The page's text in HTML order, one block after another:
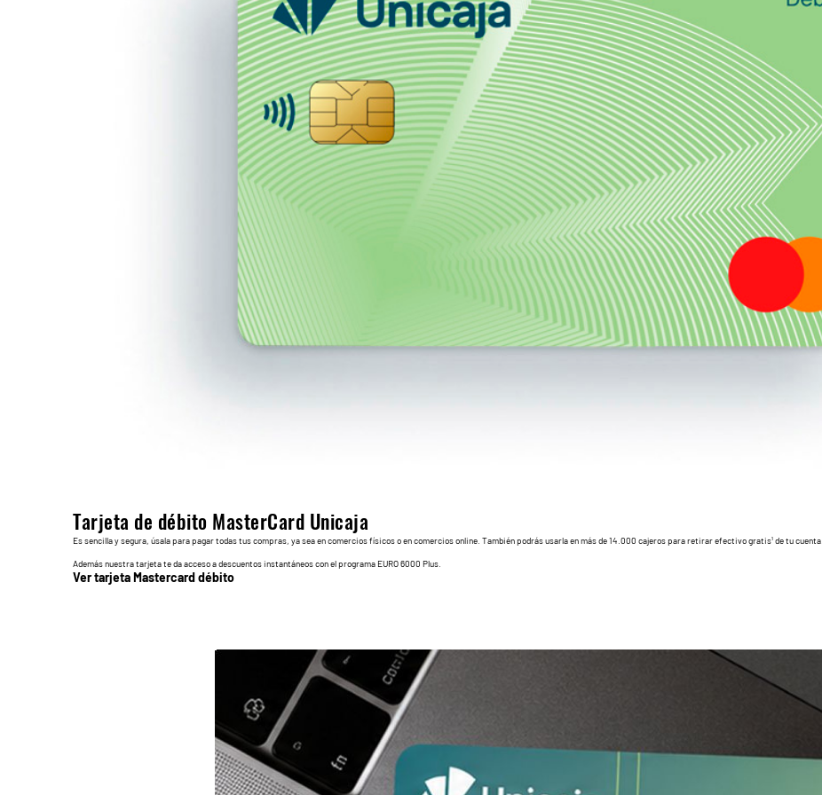
Tarjeta de débito MasterCard Unicaja
Es sencilla y segura, úsala para pagar todas tus compras, ya sea en comercios físicos o en comercios online. También podrás usarla en más de 14.000 cajeros para retirar efectivo gratis¹ de tu cuenta.
Además nuestra tarjeta te da acceso a descuentos instantáneos con el programa EURO 6000 Plus.
Ver tarjeta Mastercard débito